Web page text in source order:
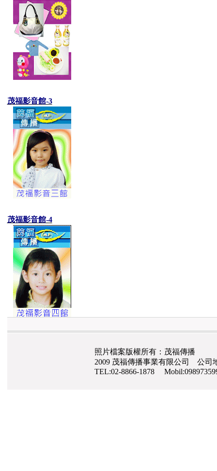
茂福影音館-3
茂福影音館-4
照片檔案版權所有：茂福傳播
2009 茂福傳播事業有限公司 公司
TEL:02-8866-1878